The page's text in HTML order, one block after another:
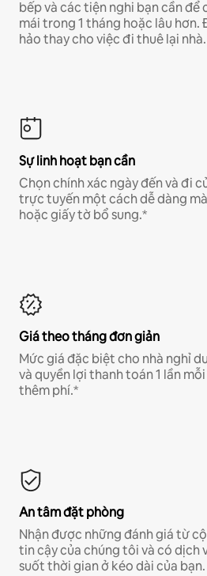
bếp và các tiện nghi bạn cần để
mái trong 1 tháng hoặc lâu hơn.
hảo thay cho việc đi thuê lại nhà.
Sự linh hoạt bạn cần
Chọn chính xác ngày đến và đi
trực tuyến một cách dễ dàng
hoặc giấy tờ bổ sung.*
Giá theo tháng đơn giản
Mức giá đặc biệt cho nhà nghỉ
và quyền lợi thanh toán 1 lần
thêm phí.*
An tâm đặt phòng
Nhận được những đánh giá từ
tin cậy của chúng tôi và có dịch
suốt thời gian ở kéo dài của bạn.